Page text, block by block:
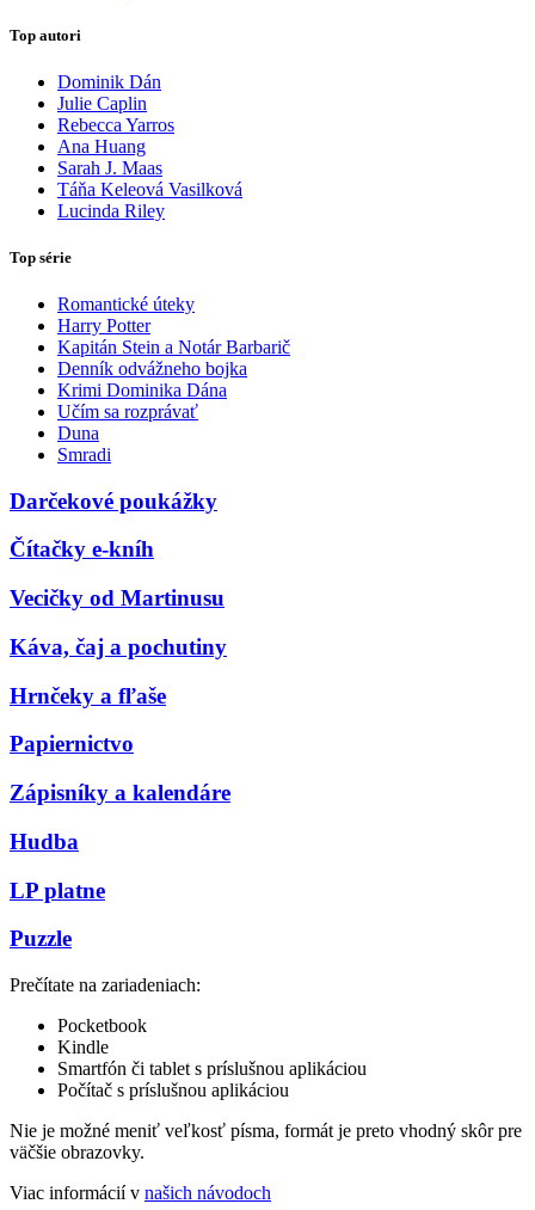
Top autori
Dominik Dán
Julie Caplin
Rebecca Yarros
Ana Huang
Sarah J. Maas
Táňa Keleová Vasilková
Lucinda Riley
Top série
Romantické úteky
Harry Potter
Kapitán Stein a Notár Barbarič
Denník odvážneho bojka
Krimi Dominika Dána
Učím sa rozprávať
Duna
Smradi
Darčekové poukážky
Čítačky e-kníh
Vecičky od Martinusu
Káva, čaj a pochutiny
Hrnčeky a fľaše
Papiernictvo
Zápisníky a kalendáre
Hudba
LP platne
Puzzle
Prečítate na zariadeniach:
Pocketbook
Kindle
Smartfón či tablet s príslušnou aplikáciou
Počítač s príslušnou aplikáciou
Nie je možné meniť veľkosť písma, formát je preto vhodný skôr pre
väčšie obrazovky.
Viac informácií v našich návodoch